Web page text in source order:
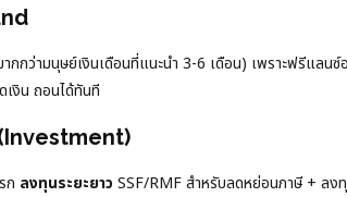
ากกว่ามนุษย์เงินเดือนที่แนะนำ 3-6 เดือน) เพราะฟรีแล
งิน ถอนได้ทันที
ก ลงทุนระยะยาว SSF/RMF สำหรับลดหย่อนภาษี + ล